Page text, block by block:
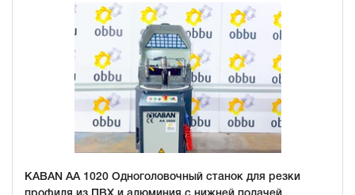
KABAN AA 1020 Одноголовочный станок для резки